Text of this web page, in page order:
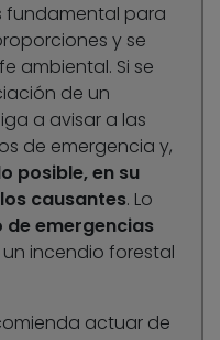
fundamental para
y se
ambiental. Si se
de un
a avisar a las
de emergencia y,
posible, en su
causantes. Lo
de emergencias
incendio forestal
actuar de